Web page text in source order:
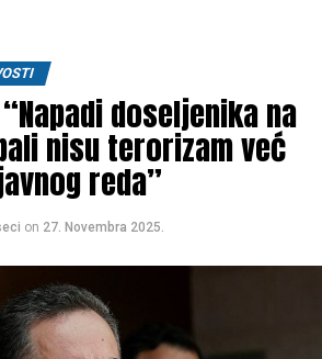
doseljenika na
nisu terorizam već
reda”
on 27. Novembra 2025.